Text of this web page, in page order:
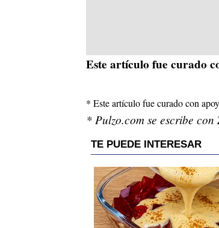
Este artículo fue curado
* Este artículo fue curado con
* Pulzo.com se escribe con